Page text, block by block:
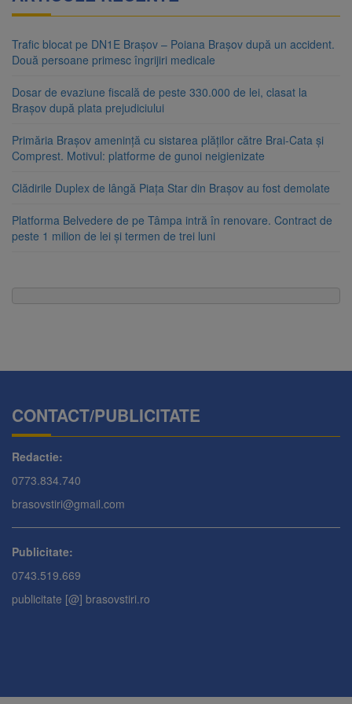
Trafic blocat pe DN1E Brașov – Poiana Brașov după un accident.
Două persoane primesc îngrijiri medicale
Dosar de evaziune fiscală de peste 330.000 de lei, clasat la
Brașov după plata prejudiciului
Primăria Brașov amenință cu sistarea plăților către Brai-Cata și
Comprest. Motivul: platforme de gunoi neigienizate
Clădirile Duplex de lângă Piața Star din Brașov au fost demolate
Platforma Belvedere de pe Tâmpa intră în renovare. Contract de
peste 1 milion de lei și termen de trei luni
CONTACT/PUBLICITATE
Redactie:
0773.834.740
brasovstiri@gmail.com
Publicitate:
0743.519.669
publicitate [@] brasovstiri.ro